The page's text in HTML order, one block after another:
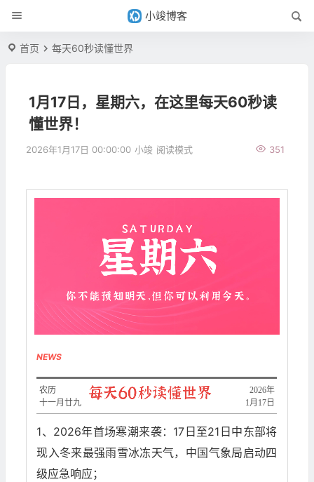
小竣博客
首页 每天60秒读懂世界
1月17日，星期六，在这里每天60秒读
懂世界！
2026年1月17日 00:00:00 小竣 351
阅读模式
NEWS
​2026年
1月17日
农历
十一月廿九
1、2026年首场寒潮来袭：17日至21日中东部将
现入冬来最强雨雪冰冻天气，中国气象局启动四
级应急响应；